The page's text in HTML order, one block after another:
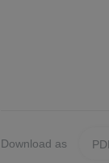
Download as